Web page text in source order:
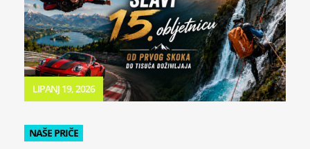
LIPANJ 19, 2026
NAŠE PRIČE